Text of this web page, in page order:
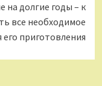
на долгие годы – к
все необходимое
его приготовления